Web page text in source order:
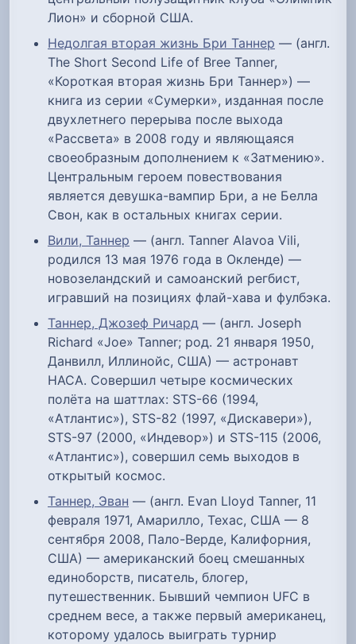
Лион» и сборной США.
Недолгая вторая жизнь Бри Таннер — (англ.
The Short Second Life of Bree Tanner,
«Короткая вторая жизнь Бри Таннер») —
книга из серии «Сумерки», изданная после
двухлетнего перерыва после выхода
«Рассвета» в 2008 году и являющаяся
своеобразным дополнением к «Затмению».
Центральным героем повествования
является девушка-вампир Бри, а не Белла
Свон, как в остальных книгах серии.
Вили, Таннер — (англ. Tanner Alavoa Vili,
родился 13 мая 1976 года в Окленде) —
новозеландский и самоанский регбист,
игравший на позициях флай-хава и фулбэка.
Таннер, Джозеф Ричард — (англ. Joseph
Richard «Joe» Tanner; род. 21 января 1950,
Данвилл, Иллинойс, США) — астронавт
НАСА. Совершил четыре космических
полёта на шаттлах: STS-66 (1994,
«Атлантис»), STS-82 (1997, «Дискавери»),
STS-97 (2000, «Индевор») и STS-115 (2006,
«Атлантис»), совершил семь выходов в
открытый космос.
Таннер, Эван — (англ. Evan Lloyd Tanner, 11
февраля 1971, Амарилло, Техас, США — 8
сентября 2008, Пало-Верде, Калифорния,
США) — американский боец смешанных
единоборств, писатель, блогер,
путешественник. Бывший чемпион UFC в
среднем весе, а также первый американец,
которому удалось выиграть турнир